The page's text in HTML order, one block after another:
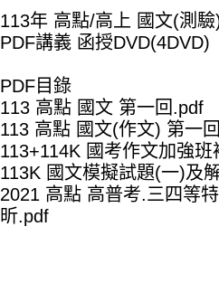
113年 高點/高上 國文(測
PDF講義 函授DVD(4DVD)
PDF目錄
113 高點 國文 第一回.pdf
113 高點 國文(作文) 第一
113+114K 國考作文加強
113K 國文模擬試題(一)及
2021 高點 高普考.三四等
昕.pdf